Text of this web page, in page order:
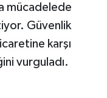
mücadelede
Güvenlik
karşı
vurguladı.